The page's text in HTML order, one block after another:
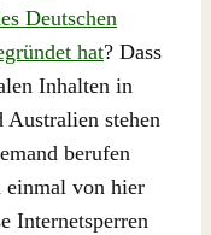
Deutschen
hat? Dass
Inhalten in
Australien stehen
berufen
einmal von hier
Internetsperren